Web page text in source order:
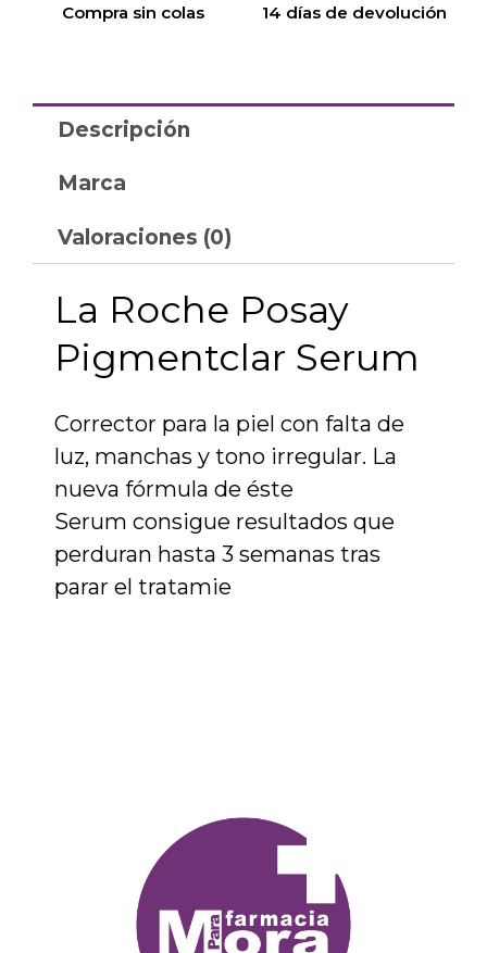
Compra sin colas 14 días de devolución
Descripción
Marca
Valoraciones (0)
La Roche Posay
Pigmentclar Serum
Corrector para la piel con falta de
luz, manchas y tono irregular. La
nueva fórmula de éste
Serum consigue resultados que
perduran hasta 3 semanas tras
parar el tratamie